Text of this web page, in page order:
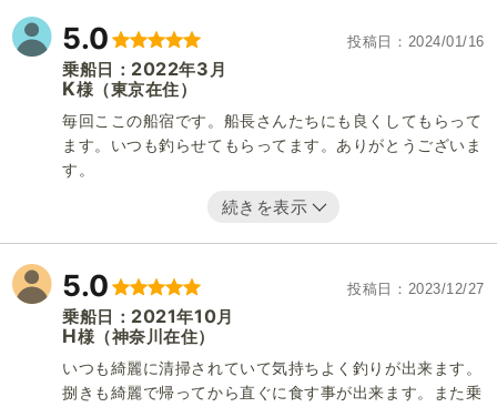
5.0 投稿日 2024/01/16
乗船日： 2022年3 月
K様 （東京在住）
毎回ここの船宿です。船長さんたちにも良くしてもらって
ます。いつも釣らせてもらってます。ありがとうございま
す。
続きを表示
5.0 投稿日 2023/12/27
乗船日： 2021年10月
H様 （神奈川在住）
いつも綺麗に清掃されていて気持ちよく釣りが出来ます。
捌きも綺麗で帰ってから直ぐに食す事が出来ます。また乗